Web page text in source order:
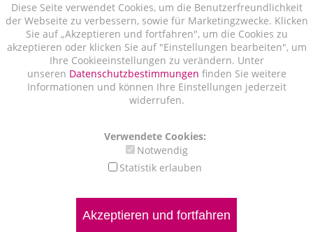
Diese Seite verwendet Cookies, um die Benutzerfreundlichkeit
der Webseite zu verbessern, sowie für Marketingzwecke. Klicken
Sie auf „Akzeptieren und fortfahren", um die Cookies zu
akzeptieren oder klicken Sie auf "Einstellungen bearbeiten", um
Ihre Cookieeinstellungen zu verändern. Unter
unseren Datenschutzbestimmungen finden Sie weitere
Informationen und können Ihre Einstellungen jederzeit
widerrufen.
Verwendete Cookies:
Notwendig
Statistik erlauben
Akzeptieren und fortfahren